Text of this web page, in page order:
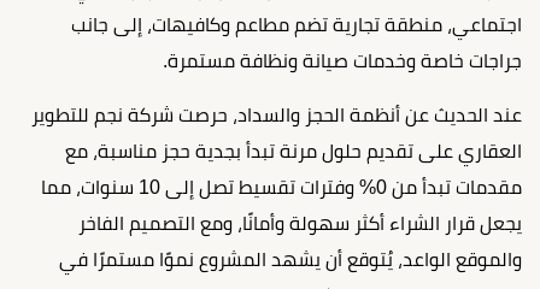
اجتماعي، منطقة تجارية تضم مطاعم وكافيهات، إلى جانب
جراجات خاصة وخدمات صيانة ونظافة مستمرة.
عند الحديث عن أنظمة الحجز والسداد، حرصت شركة نجم للتطوير
العقاري على تقديم حلول مرنة تبدأ بجدية حجز مناسبة، مع
مقدمات تبدأ من 0% وفترات تقسيط تصل إلى 10 سنوات، مما
يجعل قرار الشراء أكثر سهولة وأمانًا، ومع التصميم الفاخر
والموقع الواعد، يُتوقع أن يشهد المشروع نموًا مستمرًا في